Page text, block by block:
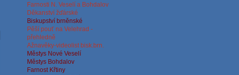
Farnosti N. Veselí a Bohdalov
Děkanství žďárské
Biskupství brněnské
Pěší pouť na Velehrad -
přehledně
Ažnavěky-videolist bisk.brn.
Městys Nové Veselí
Městys Bohdalov
Farnost Křtiny